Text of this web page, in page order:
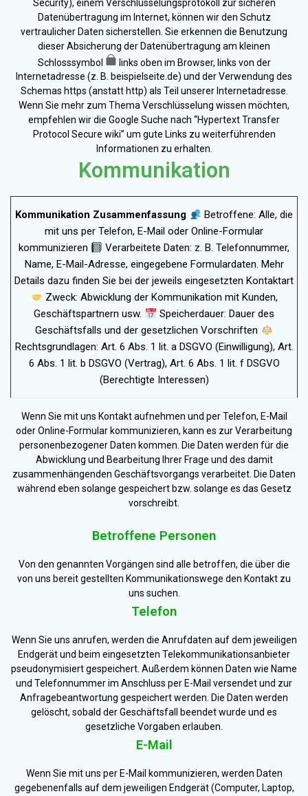
Security), einem Verschlüsselungsprotokoll zur sicheren
Datenübertragung im Internet, können wir den Schutz
vertraulicher Daten sicherstellen. Sie erkennen die Benutzung
dieser Absicherung der Datenübertragung am kleinen
Schlosssymbol
links oben im Browser, links von der
Internetadresse (z. B. beispielseite.de) und der Verwendung des
Schemas https (anstatt http) als Teil unserer Internetadresse.
Wenn Sie mehr zum Thema Verschlüsselung wissen möchten,
empfehlen wir die Google Suche nach “Hypertext Transfer
Protocol Secure wiki” um gute Links zu weiterführenden
Informationen zu erhalten.
Kommunikation
Kommunikation Zusammenfassung
Betroffene: Alle, die
mit uns per Telefon, E-Mail oder Online-Formular
kommunizieren
Verarbeitete Daten: z. B. Telefonnummer,
Name, E-Mail-Adresse, eingegebene Formulardaten. Mehr
Details dazu finden Sie bei der jeweils eingesetzten Kontaktart
Zweck: Abwicklung der Kommunikation mit Kunden,
Geschäftspartnern usw.
Speicherdauer: Dauer des
Geschäftsfalls und der gesetzlichen Vorschriften
Rechtsgrundlagen: Art. 6 Abs. 1 lit. a DSGVO (Einwilligung), Art.
6 Abs. 1 lit. b DSGVO (Vertrag), Art. 6 Abs. 1 lit. f DSGVO
(Berechtigte Interessen)
Wenn Sie mit uns Kontakt aufnehmen und per Telefon, E-Mail
oder Online-Formular kommunizieren, kann es zur Verarbeitung
personenbezogener Daten kommen. Die Daten werden für die
Abwicklung und Bearbeitung Ihrer Frage und des damit
zusammenhängenden Geschäftsvorgangs verarbeitet. Die Daten
während eben solange gespeichert bzw. solange es das Gesetz
vorschreibt.
Betroffene Personen
Von den genannten Vorgängen sind alle betroffen, die über die
von uns bereit gestellten Kommunikationswege den Kontakt zu
uns suchen.
Telefon
Wenn Sie uns anrufen, werden die Anrufdaten auf dem jeweiligen
Endgerät und beim eingesetzten Telekommunikationsanbieter
pseudonymisiert gespeichert. Außerdem können Daten wie Name
und Telefonnummer im Anschluss per E-Mail versendet und zur
Anfragebeantwortung gespeichert werden. Die Daten werden
gelöscht, sobald der Geschäftsfall beendet wurde und es
gesetzliche Vorgaben erlauben.
E-Mail
Wenn Sie mit uns per E-Mail kommunizieren, werden Daten
gegebenenfalls auf dem jeweiligen Endgerät (Computer, Laptop,